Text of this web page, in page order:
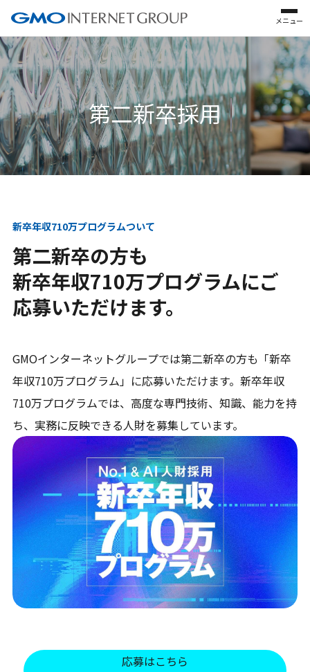
メニュー
新卒採用
第二新卒採用
キャリア採用
第二新卒採用
新卒年収710万プログラムついて
第二新卒の方も
新卒年収710万プログラムにご
応募いただけます。
GMOインターネットグループでは第二新卒の方も「新卒
年収710万プログラム」に応募いただけます。新卒年収
710万プログラムでは、高度な専門技術、知識、能力を持
ち、実務に反映できる人財を募集しています。
応募はこちら